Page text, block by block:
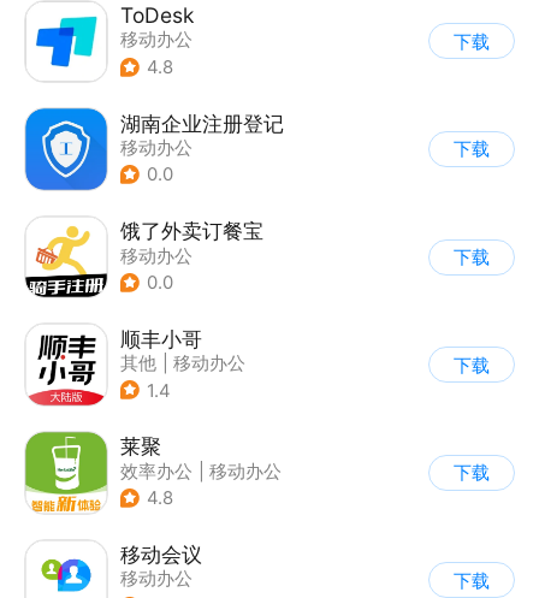
ToDesk
移动办公
4.8
下载
湖南企业注册登记
移动办公
0.0
下载
饿了外卖订餐宝
移动办公
0.0
下载
顺丰小哥
其他
移动办公
1.4
下载
莱聚
效率办公
移动办公
4.8
下载
移动会议
移动办公
下载